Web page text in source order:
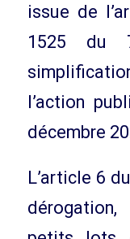
issue de
1525 du
l’action
décembre
L’article 6